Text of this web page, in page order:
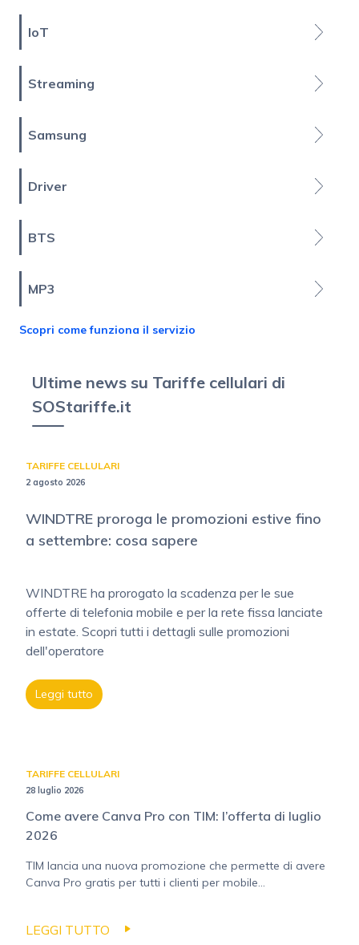
IoT
Streaming
Samsung
Driver
BTS
MP3
Scopri come funziona il servizio
Ultime news su Tariffe cellulari di
SOStariffe.it
TARIFFE CELLULARI
2 agosto 2026
WINDTRE proroga le promozioni estive fino
a settembre: cosa sapere
WINDTRE ha prorogato la scadenza per le sue
offerte di telefonia mobile e per la rete fissa lanciate
in estate. Scopri tutti i dettagli sulle promozioni
dell'operatore
Leggi tutto
TARIFFE CELLULARI
28 luglio 2026
Come avere Canva Pro con TIM: l’offerta di luglio
2026
TIM lancia una nuova promozione che permette di avere
Canva Pro gratis per tutti i clienti per mobile...
LEGGI TUTTO